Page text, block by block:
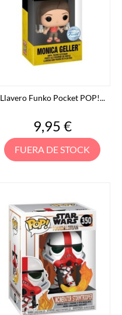
Llavero Funko Pocket POP!...
Precio
9,95 €
FUERA DE STOCK